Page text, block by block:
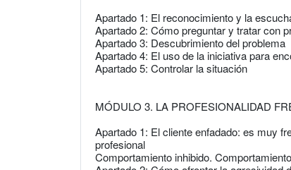
Apartado 1: El reconocimiento y la
Apartado 2: Cómo preguntar y tratar con
Apartado 3: Descubrimiento del problema
Apartado 4: El uso de la iniciativa para
Apartado 5: Controlar la situación
MÓDULO 3. LA PROFESIONALIDAD
Apartado 1: El cliente enfadado: es muy
profesional
Comportamiento inhibido.